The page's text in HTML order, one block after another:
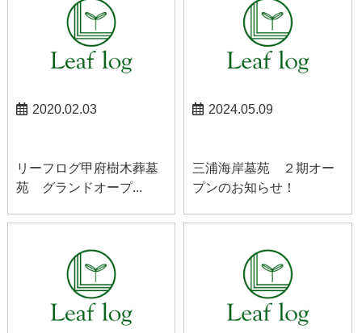
2020.02.03
リーフログ甲府樹木葬墓
苑 グランドオープ...
2024.05.09
三浦海岸墓苑 ２期オー
プンのお知らせ！